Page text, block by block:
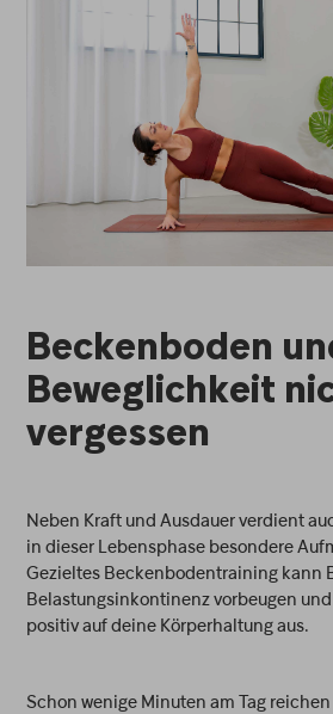
Beckenboden
Beweglichkeit
vergessen
Neben Kraft und Ausdauer verdient
in dieser Lebensphase besondere
Gezieltes Beckenbodentraining kann
Belastungsinkontinenz vorbeugen
positiv auf deine Körperhaltung aus.
Schon wenige Minuten am Tag